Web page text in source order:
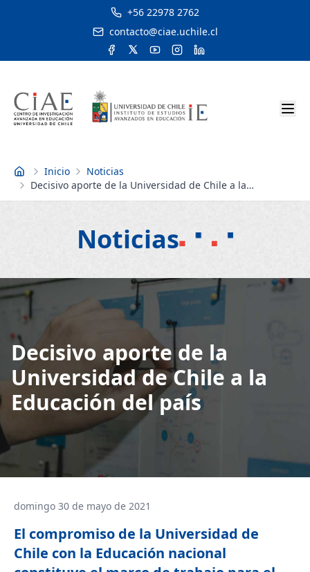
+56 22978 2762
contacto@ciae.uchile.cl
Inicio Inicio
Noticias
Decisivo aporte de la Universidad de Chile a la
Educación del país
Noticias
Decisivo aporte de la
Universidad de Chile a la
Educación del país
domingo 30 de mayo de 2021
El compromiso de la Universidad de
Chile con la Educación nacional